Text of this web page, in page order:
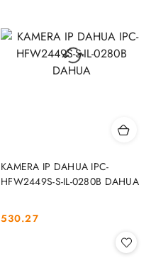
KAMERA IP DAHUA IPC-
HFW2449S-S-IL-0280B DAHUA
Cena:
530.27